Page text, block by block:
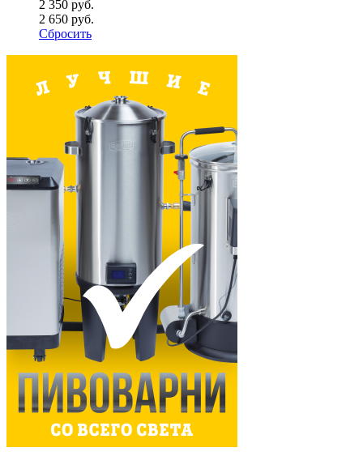
2 350 руб.
2 650 руб.
Сбросить